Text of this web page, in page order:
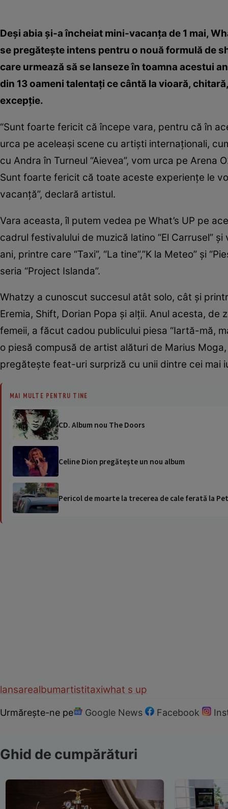
Deşi abia şi-a încheiat mini-vacanţa de 1 mai,
se pregăteşte intens pentru o nouă formulă de
care urmează să se lanseze în toamna acestui
din 13 oameni talentaţi ce cântă la vioară,
excepţie.
“Sunt foarte fericit că începe vara, pentru că în
urca pe aceleaşi scene cu artişti internaţionali,
cu Andra în Turneul “Aievea”, vom urca pe
Sunt foarte fericit că toate aceste experienţe le
vacanţă”, declară artistul.
Vara aceasta, îl putem vedea pe What’s UP pe
cadrul festivalului de muzică latino “El Carrusel”
ani, printre care “Taxi”, “La tine”,”K la Meteo” şi
seria “Project Islanda”.
Whatzy a cunoscut succesul atât solo, cât şi
Eremia, Shift, Dorian Popa şi alţii. Anul acesta, de
femeii, a făcut cadou publicului piesa “Iartă-mă,
o piesă compusă de artist alături de Marius
pregăteşte feat-uri surpriză cu unii dintre cei mai
MAI MULTE PENTRU TINE
CD. Album nou The Doors
Celine Dion pregăteşte un nou album
Pericol de moarte la trecerea de cale ferată la
lansarealbumartistitaxiwhat s up
Urmărește-ne pe Google News Facebook
Ghid de cumpărături